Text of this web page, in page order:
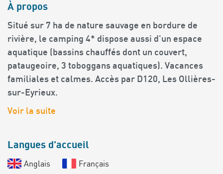
À propos
Situé sur 7 ha de nature sauvage en bordure de
rivière, le camping 4* dispose aussi d'un espace
aquatique (bassins chauffés dont un couvert,
pataugeoire, 3 toboggans aquatiques). Vacances
familiales et calmes. Accès par D120, Les Ollières-
sur-Eyrieux.
Voir la suite
Langues d'accueil
Anglais Français